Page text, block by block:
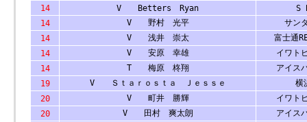
14
V Betters Ryan
S
14
V 野村 光平
サン
14
V 浅井 崇太
富士通
14
V 安原 幸雄
イワト
14
T 梅原 柊翔
アイス
19
V Ｓｔａｒｏｓｔａ Ｊｅｓｓｅ
横
20
V 町井 勝輝
イワト
20
V 田村 爽太朗
アイス